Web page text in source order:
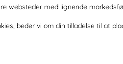
websteder med lignende
beder vi om din tilladelse til at